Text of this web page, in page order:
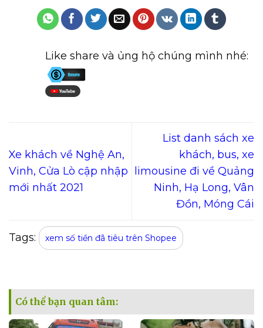
Like share và ủng hộ chúng mình nhé:
Xe khách về Nghệ An,
Vinh, Cửa Lò cập nhập
mới nhất 2021
List danh sách xe
khách, bus, xe
limousine đi về Quảng
Ninh, Hạ Long, Vân
Đồn, Móng Cái
Tags: xem số tiền đã tiêu trên Shopee
Có thể bạn quan tâm: